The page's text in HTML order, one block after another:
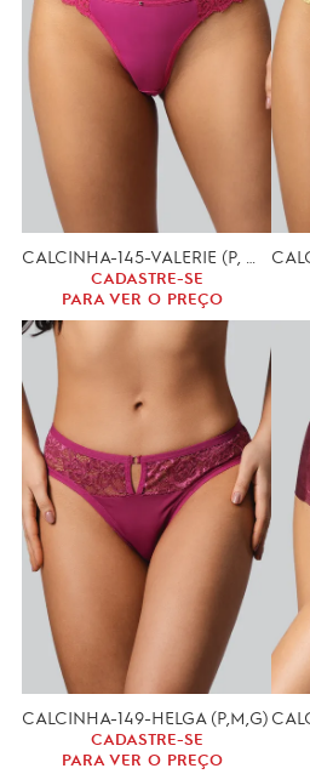
CADASTRE-SE
PARA VER O PREÇO
CALCINHA-149-HELGA (P,M,G)
CADASTRE-SE
PARA VER O PREÇO